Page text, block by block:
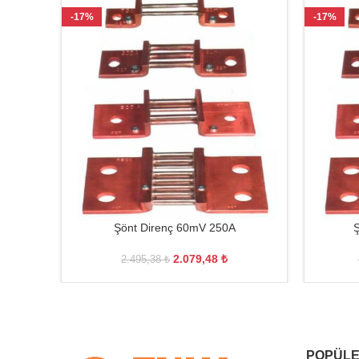
-17%
Şönt Direnç 60mV 250A
2.495,38₺ 2.079,48 ₺
-17%